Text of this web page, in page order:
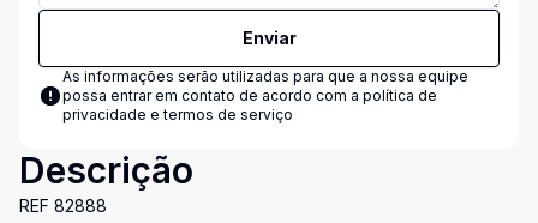
Enviar
As informações serão utilizadas para que a nossa equipe
possa entrar em contato de acordo com a política de
privacidade e termos de serviço
Descrição
REF 82888